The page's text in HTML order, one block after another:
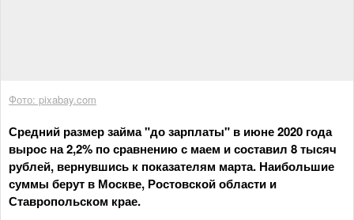
Фото: pixabay.com
Средний размер займа "до зарплаты" в июне 2020 года
вырос на 2,2% по сравнению с маем и составил 8 тысяч
рублей, вернувшись к показателям марта. Наибольшие
суммы берут в Москве, Ростовской области и
Ставропольском крае.